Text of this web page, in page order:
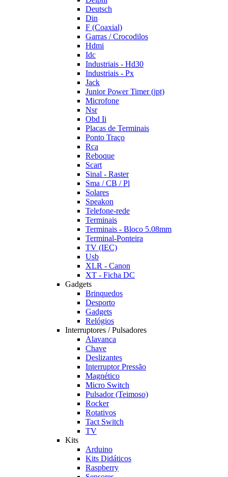
Deutsch
Din
F (Coaxial)
Garras / Crocodilos
Hdmi
Idc
Industriais - Hd30
Industriais - Px
Jack
Junior Power Timer (jpt)
Microfone
Nsr
Obd Ii
Placas de Terminais
Ponto Traço
Rca
Reboque
Scart
Sinal - Raster
Sma / CB / Pl
Solares
Speakon
Telefone-rede
Terminais
Terminais - Bloco 5.08mm
Terminal-Ponteira
TV (IEC)
Usb
XLR - Canon
XT - Ficha DC
Gadgets
Brinquedos
Desporto
Gadgets
Relógios
Interruptores / Pulsadores
Alavanca
Chave
Deslizantes
Interruptor Pressão
Magnético
Micro Switch
Pulsador (Teimoso)
Rocker
Rotativos
Tact Switch
TV
Kits
Arduino
Kits Didáticos
Raspberry